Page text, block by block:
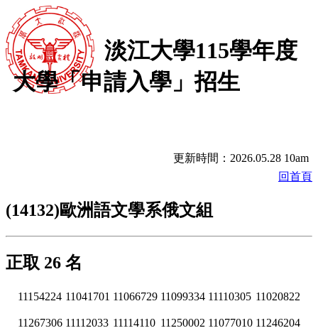
淡江大學115學年度
大學「申請入學」招生
更新時間：2026.05.28 10am
回首頁
(14132)歐洲語文學系俄文組
正取 26 名
11154224 11041701 11066729 11099334 11110305 11020822
11267306 11112033 11114110 11250002 11077010 11246204